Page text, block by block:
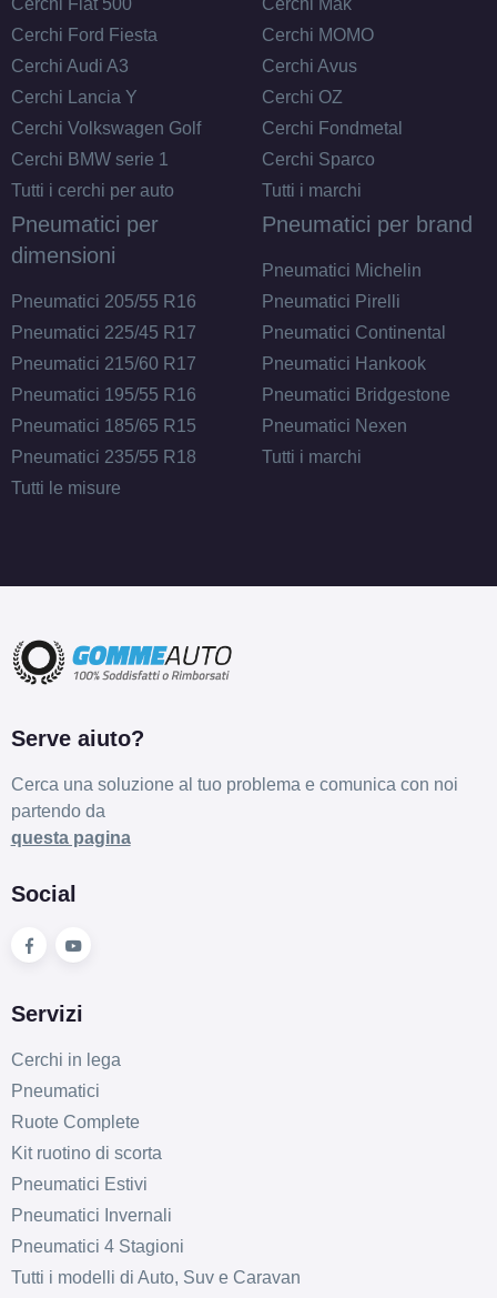
D
D
205/80 R14 109T 8PR C
Disponibile
Cerchi Ford Fiesta
Cerchi Audi A3
Cerchi Lancia Y
Cerchi Volkswagen Golf
Cerchi BMW serie 1
Tutti i cerchi per auto
Cerchi MOMO
Cerchi Avus
Cerchi OZ
Cerchi Fondmetal
Cerchi Sparco
Tutti i marchi
Pneumatici per
dimensioni
Pneumatici 205/55 R16
Pneumatici 225/45 R17
Pneumatici 215/60 R17
Pneumatici 195/55 R16
Pneumatici 185/65 R15
Pneumatici 235/55 R18
Tutti le misure
Pneumatici per brand
Pneumatici Michelin
Pneumatici Pirelli
Pneumatici Continental
Pneumatici Hankook
Pneumatici Bridgestone
Pneumatici Nexen
Tutti i marchi
Serve aiuto?
Cerca una soluzione al tuo problema e comunica con noi
partendo da
questa pagina
Social
Servizi
Cerchi in lega
Pneumatici
Ruote Complete
Kit ruotino di scorta
Pneumatici Estivi
Pneumatici Invernali
Pneumatici 4 Stagioni
Tutti i modelli di Auto, Suv e Caravan